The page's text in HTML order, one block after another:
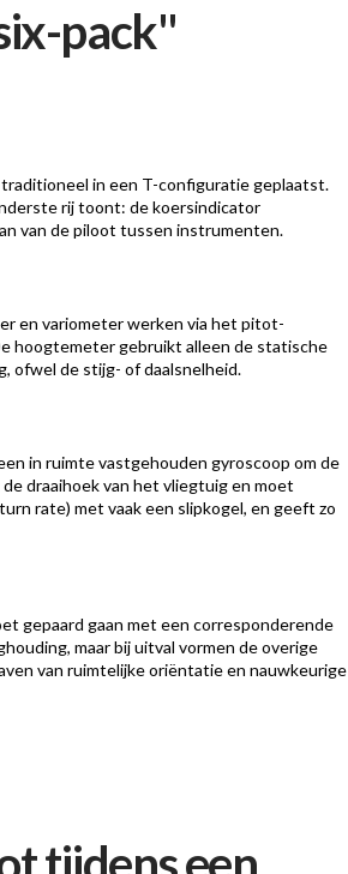
pack"
in een T-configuratie geplaatst.
rij toont: de koersindicator
van de piloot tussen instrumenten.
en variometer werken via het pitot-
hoogtemeter gebruikt alleen de statische
ofwel de stijg- of daalsnelheid.
in ruimte vastgehouden gyroscoop om de
draaihoek van het vliegtuig en moet
rate) met vaak een slipkogel, en geeft zo
gepaard gaan met een corresponderende
maar bij uitval vormen de overige
van ruimtelijke oriëntatie en nauwkeurige